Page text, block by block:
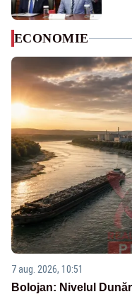
ECONOMIE
7 aug. 2026, 10:51
Bolojan: Nivelul